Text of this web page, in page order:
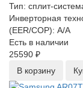
Тип: сплит-
Инверторная
(EER/COP): A/A
Есть в наличии
25590 ₽
В корзину